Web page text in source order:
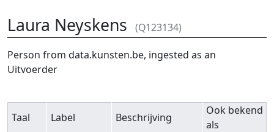
Laura Neyskens (Q123134)
Ga naar:navigatie,zoeken
Person from data.kunsten.be, ingested as an
Uitvoerder
Taal Label Beschrijving
Ook bekend
als